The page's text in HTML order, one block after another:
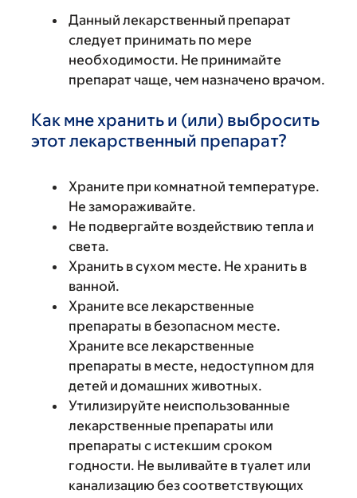
Данный лекарственный препарат
следует принимать по мере
необходимости. Не принимайте
препарат чаще, чем назначено врачом.
Как мне хранить и (или) выбросить
этот лекарственный препарат?
Храните при комнатной температуре.
Не замораживайте.
Не подвергайте воздействию тепла и
света.
Хранить в сухом месте. Не хранить в
ванной.
Храните все лекарственные
препараты в безопасном месте.
Храните все лекарственные
препараты в месте, недоступном для
детей и домашних животных.
Утилизируйте неиспользованные
лекарственные препараты или
препараты с истекшим сроком
годности. Не выливайте в туалет или
канализацию без соответствующих